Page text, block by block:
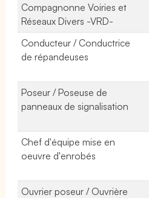
Compagnonne Voiries et
Réseaux Divers -VRD-
Conducteur / Conductrice
de répandeuses
Poseur / Poseuse de
panneaux de signalisation
Chef d'équipe mise en
oeuvre d'enrobés
Ouvrier poseur / Ouvrière